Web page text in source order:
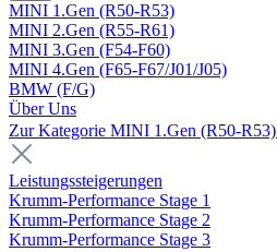
MINI 1.Gen (R50-R53)
MINI 2.Gen (R55-R61)
MINI 3.Gen (F54-F60)
MINI 4.Gen (F65-F67/J01/J05)
BMW (F/G)
Über Uns
Zur Kategorie MINI 1.Gen (R50-R53)
Leistungssteigerungen
Krumm-Performance Stage 1
Krumm-Performance Stage 2
Krumm-Performance Stage 3